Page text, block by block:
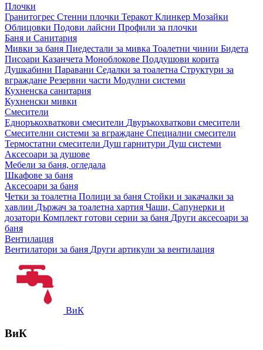
Плочки
Гранитогрес Стенни плочки Теракот Клинкер Мозайки
Облицовки Подови лайсни Профили за плочки
Баня и Санитария
Мивки за баня Пиедестали за мивка Тоалетни чинии Бидета
Писоари Казанчета Моноблокове Поддушови корита
Душкабини Паравани Седалки за тоалетна Структури за
вграждане Резервни части Модулни системи
Кухненска санитария
Кухненски мивки
Смесители
Едноръкохваткови смесители Двуръкохваткови смесители
Смесителни системи за вграждане Специални смесители
Термостатни смесители Душ гарнитури Душ системи
Аксесоари за душове
Мебели за баня, огледала
Шкафове за баня
Аксесоари за баня
Четки за тоалетна Полици за баня Стойки и закачалки за
хавлии Държач за тоалетна хартия Чаши, Сапунерки и
дозатори Комплект готови серии за баня Други аксесоари за
баня
Вентилация
Вентилатори за баня Други артикули за вентилация
ВиК
ВиК